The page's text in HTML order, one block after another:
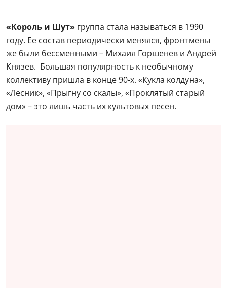
«Король и Шут» группа стала называться в 1990
году. Ее состав периодически менялся, фронтмены
же были бессменными – Михаил Горшенев и Андрей
Князев. Большая популярность к необычному
коллективу пришла в конце 90-х. «Кукла колдуна»,
«Лесник», «Прыгну со скалы», «Проклятый старый
дом» – это лишь часть их культовых песен.